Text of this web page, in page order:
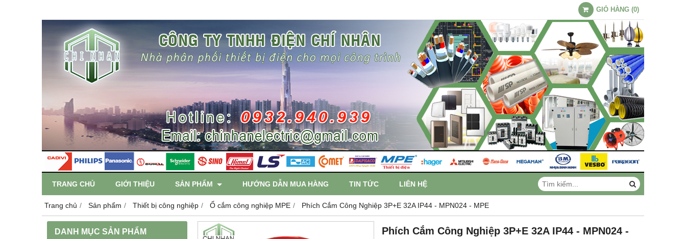
GIỎ HÀNG (0)
TRANG CHỦ GIỚI THIỆU SẢN PHẨM HƯỚNG DẪN MUA HÀNG TIN TỨC LIÊN HỆ
Trang chủ Sản phẩm Thiết bị công nghiệp Ổ cắm công nghiệp MPE Phích Cắm Công Nghiệp 3P+E 32A IP44 - MPN024 - MPE
DANH MỤC SẢN PHẨM
Phích Cắm Công Nghiệp 3P+E 32A IP44 - MPN024 -